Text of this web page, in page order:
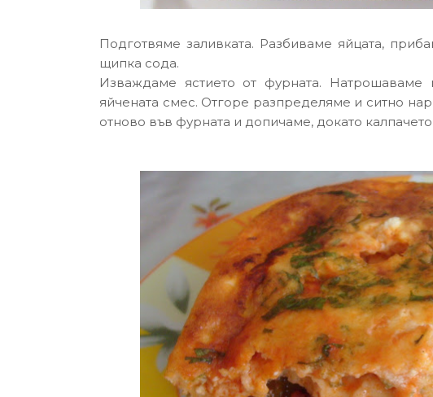
Подготвяме заливката. Разбиваме яйцата,
щипка сода.
Изваждаме ястието от фурната.
яйчената смес. Отгоре разпределяме и ситно
отново във фурната и допичаме, докато калпачето